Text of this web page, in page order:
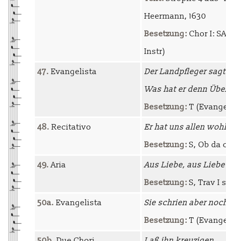
Heermann, 1630
Besetzung: Chor I:
Instr)
47. Evangelista
Der Landpfleger
Was hat er denn
Besetzung: T
48. Recitativo
Er hat uns allen
Besetzung: S, Ob da
49.Aria
Aus Liebe, aus
Besetzung: S, Trav I
50a. Evangelista
Sie schrien aber
Besetzung: T